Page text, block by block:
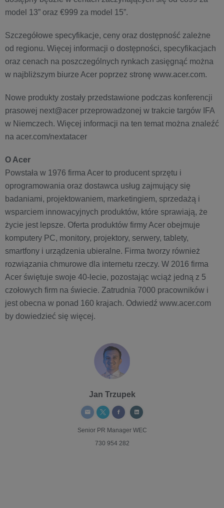
model 13” oraz €999 za model 15”.
Szczegółowe specyfikacje, ceny oraz dostępność zależne
od regionu. Więcej informacji o dostępności, specyfikacjach
oraz cenach na poszczególnych rynkach zasięgnąć można
w najbliższym biurze Acer poprzez stronę www.acer.com.
Nowe produkty zostały przedstawione podczas konferencji
prasowej next@acer przeprowadzonej w trakcie targów IFA
w Niemczech. Więcej informacji na ten temat można znaleźć
na acer.com/nextatacer
O Acer
Powstała w 1976 firma Acer to producent sprzętu i
oprogramowania oraz dostawca usług zajmujący się
badaniami, projektowaniem, marketingiem, sprzedażą i
wsparciem innowacyjnych produktów, które sprawiają, że
życie jest lepsze. Oferta produktów firmy Acer obejmuje
komputery PC, monitory, projektory, serwery, tablety,
smartfony i urządzenia ubieralne. Firma tworzy również
rozwiązania chmurowe dla internetu rzeczy. W 2016 firma
Acer świętuje swoje 40-lecie, pozostając wciąż jedną z 5
czołowych firm na świecie. Zatrudnia 7000 pracowników i
jest obecna w ponad 160 krajach. Odwiedź www.acer.com
by dowiedzieć się więcej.
Jan Trzupek
Senior PR ManagerWEC
730 954 282